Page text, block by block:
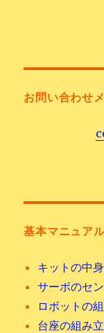
お問い合わせ
基本マニュア
キットの中身
サーボのセ
ロボットの
台座の組み